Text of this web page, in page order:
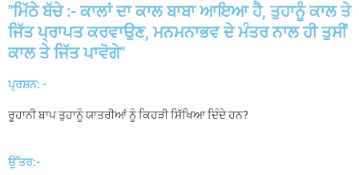
"ਮਿੱਠੇ ਬੱਚੇ :- ਕਾਲਾਂ ਦਾ ਕਾਲ ਬਾਬਾ ਆਇਆ ਹੈ, ਤੁਹਾਨੂੰ ਕਾਲ ਤੇ
ਜਿੱਤ ਪ੍ਰਾਪਤ ਕਰਵਾਉਣ, ਮਨਮਨਾਭਵ ਦੇ ਮੰਤਰ ਨਾਲ ਹੀ ਤੁਸੀਂ
ਕਾਲ ਤੇ ਜਿੱਤ ਪਾਵੋਗੇ"
ਪ੍ਰਸ਼ਨ: -
ਰੂਹਾਨੀ ਬਾਪ ਤੁਹਾਨੂੰ ਯਾਤਰੀਆਂ ਨੂੰ ਕਿਹੜੀ ਸਿੱਖਿਆ ਦਿੰਦੇ ਹਨ?
ਉੱਤਰ:-